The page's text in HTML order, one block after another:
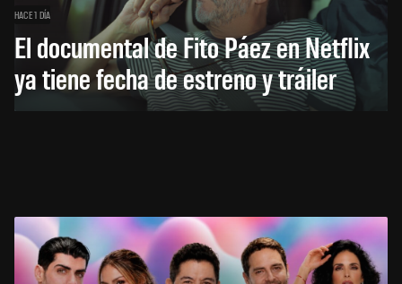
HACE 1 DÍA
El documental de Fito Páez en Netflix
ya tiene fecha de estreno y tráiler